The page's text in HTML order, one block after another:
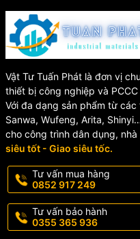
🚰 Dây Cấp
Dây cấp nước làm từ vật liệu
tốt, an toàn cho sức khỏe
💎 Tăng Tính
Không Gian
kết hợp với nhiều mẫu lavabo
🏠 Ứng
Vật Tư Tuấn Phát là đơn vị
thiết bị công nghiệp và
Với đa dạng sản phẩm từ
Sanwa, Wufeng, Arita,
cho công trình dân dụng,
siêu tốt - Giao siêu tốc.
Tư vấn mua hàng
0852 917 249
Tư vấn bảo hành
0355 365 936